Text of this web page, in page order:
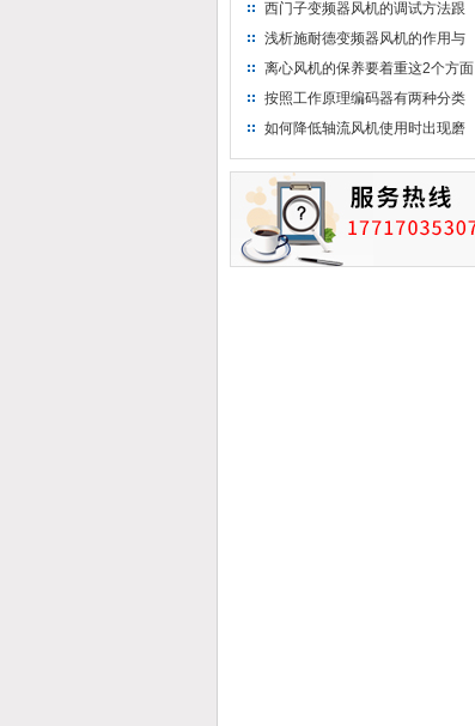
西门子变频器风机的调试方法跟
步骤
浅析施耐德变频器风机的作用与
意义所在
离心风机的保养要着重这2个方面
按照工作原理编码器有两种分类
如何降低轴流风机使用时出现磨